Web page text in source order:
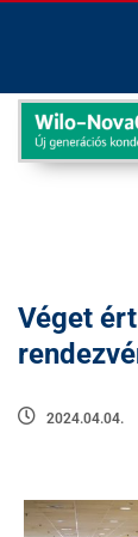
Véget
2024.04.04.